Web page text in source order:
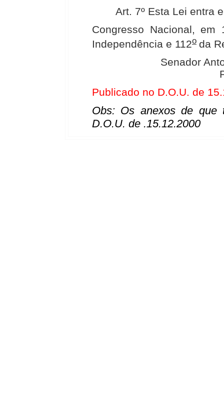
Art. 7º Esta Lei entra
Congresso Nacional,
Independência e 112o da
Senador
Publicado no D.O.U. de
Obs: Os anexos de que
D.O.U. de .15.12.2000